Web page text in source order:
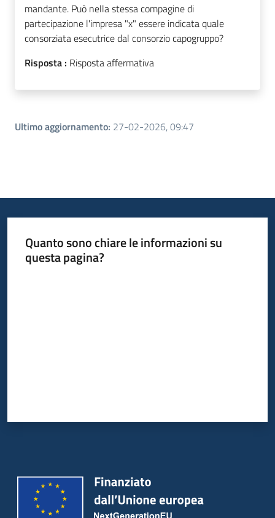
mandante. Può nella stessa compagine di
partecipazione l'impresa "x" essere indicata quale
consorziata esecutrice dal consorzio capogruppo?
Risposta : Risposta affermativa
Ultimo aggiornamento: 27-02-2026, 09:47
Quanto sono chiare le informazioni su
questa pagina?